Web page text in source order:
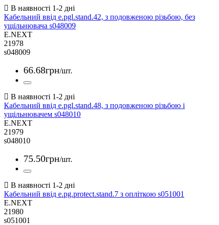
Кабельний ввід e.pgl.stand.42, з подовженою різьбою, без
ущільнювача s048009
E.NEXT
21978
s048009
66.68грн/шт.
Кабельний ввід e.pgl.stand.48, з подовженою різьбою і
ущільнювачем s048010
E.NEXT
21979
s048010
75.50грн/шт.
Кабельний ввід e.pg.protect.stand.7 з опліткою s051001
E.NEXT
21980
s051001